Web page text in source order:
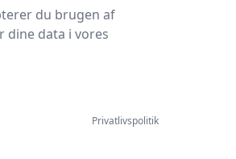
der
for at
du brugen af
dine data i vores
Privatlivspolitik